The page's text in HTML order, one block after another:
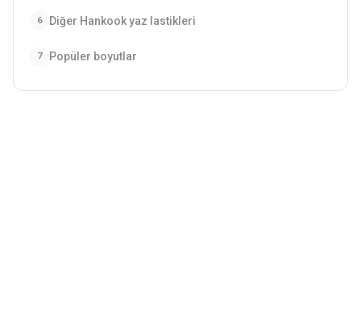
6 Diğer Hankook yaz lastikleri
7 Popüler boyutlar